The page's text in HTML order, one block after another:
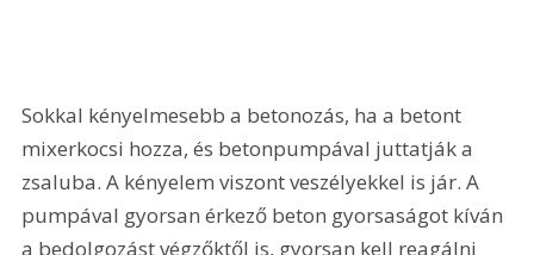
Sokkal kényelmesebb a betonozás, ha a betont
mixerkocsi hozza, és betonpumpával juttatják a
zsaluba. A kényelem viszont veszélyekkel is jár. A
pumpával gyorsan érkező beton gyorsaságot kíván
a bedolgozást végzőktől is, gyorsan kell reagálni